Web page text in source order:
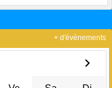
+ d'évènements